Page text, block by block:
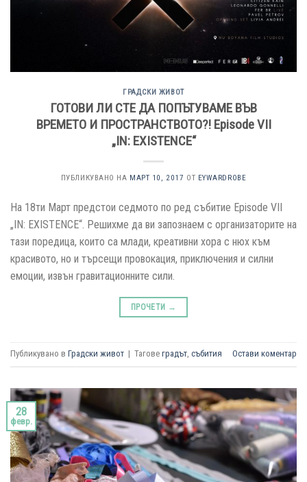
ГРАДСКИ ЖИВОТ
ГОТОВИ ЛИ СТЕ ДА ПОПЪТУВАМЕ ВЪВ
ВРЕМЕТО И ПРОСТРАНСТВОТО?! Episode VII
„IN: EXISTENCE“
ПУБЛИКУВАНО НА МАРТ 10, 2017 ОТ EYWARDROBE
На 18ти Март предстои седмото по ред събитие Episode VII
„IN: EXISTENCE“. Решихме да ви запознаем с организаторите на
тази поредица, които са млади, креативни хора с нюх към
красивото, но и търсещи провокация, приключения и силни
емоции, извън гравитационните сили.
ПРОЧЕТИ →
Публикувано в Градски живот | Тагове градът събития Остави коментар
28
февр.